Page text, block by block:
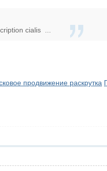
cialis ...
продвижение раскрутка